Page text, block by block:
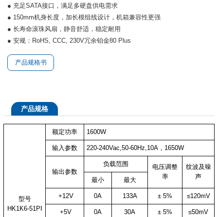
● 充足SATA接口，满足多硬盘供电需求
● 150mm机身长度，加长模组线设计，机箱兼容性更强
● 长寿命滚珠风扇，静音舒适，稳定耐用
● 安规：RoHS, CCC, 230V冗余铂金80 Plus
产品规格书
产品规格
型号
HK1K6-51PI
额定功率 1600W
输入参数 220-240Vac,50-60Hz,10A，1650W
输出参数
负载范围
电压调整
率
纹波及噪
声
最小 最大
+12V 0A 133A ± 5% ≤120mV
+5V 0A 30A ± 5% ≤50mV